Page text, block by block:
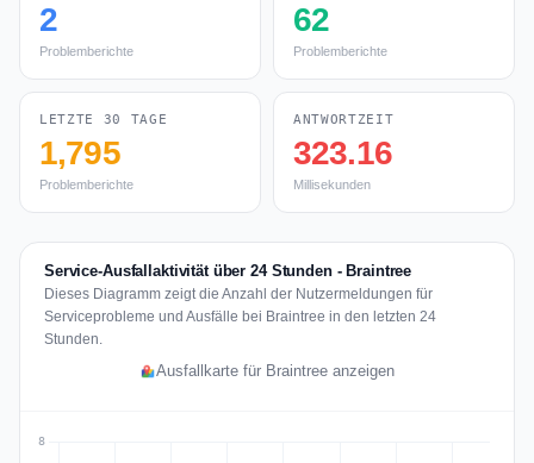
2
Problemberichte
62
Problemberichte
LETZTE 30 TAGE
1,795
Problemberichte
ANTWORTZEIT
323.16
Millisekunden
Service-Ausfallaktivität über 24 Stunden - Braintree
Dieses Diagramm zeigt die Anzahl der Nutzermeldungen für
Serviceprobleme und Ausfälle bei Braintree in den letzten 24
Stunden.
Ausfallkarte für Braintree anzeigen